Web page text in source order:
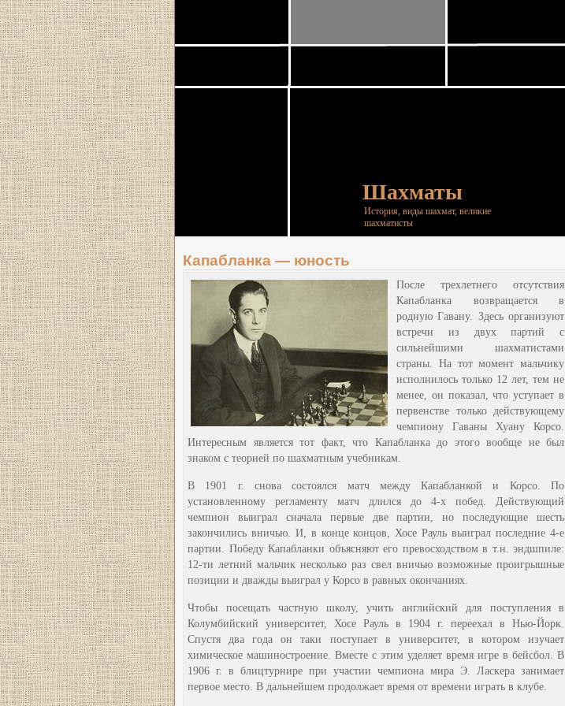
Шахматы
История, виды шахмат, великие
шахматисты
Капабланка — юность
После трехлетнего отсутствия
Капабланка возвращается в
родную Гавану. Здесь организуют
встречи из двух партий с
сильнейшими шахматистами
страны. На тот момент мальчику
исполнилось только 12 лет, тем не
менее, он показал, что уступает в
первенстве только действующему
чемпиону Гаваны Хуану Корсо.
Интересным является тот факт, что Капабланка до этого вообще не был
знаком с теорией по шахматным учебникам.
В 1901 г. снова состоялся матч между Капабланкой и Корсо. По
установленному регламенту матч длился до 4-х побед. Действующий
чемпион выиграл сначала первые две партии, но последующие шесть
закончились вничью. И, в конце концов, Хосе Рауль выиграл последние 4-е
партии. Победу Капабланки объясняют его превосходством в т.н. эндшпиле:
12-ти летний мальчик несколько раз свел вничью возможные проигрышные
позиции и дважды выиграл у Корсо в равных окончаниях.
Чтобы посещать частную школу, учить английский для поступления в
Колумбийский университет, Хосе Рауль в 1904 г. переехал в Нью-Йорк.
Спустя два года он таки поступает в университет, в котором изучает
химическое машиностроение. Вместе с этим уделяет время игре в бейсбол. В
1906 г. в блицтурнире при участии чемпиона мира Э. Ласкера занимает
первое место. В дальнейшем продолжает время от времени играть в клубе.